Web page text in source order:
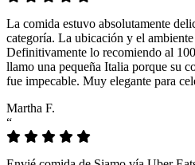
La comida estuvo absolutamente
categoría. La ubicación y el
Definitivamente lo recomiendo al
llamo una pequeña Italia porque su
fue impecable. Muy elegante para
Martha F.
“